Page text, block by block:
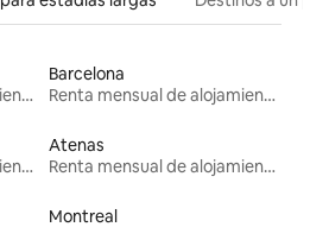
Renta mensual de alojamientos
Barcelona
Renta mensual de alojamientos
Renta mensual de alojamientos
Atenas
Renta mensual de alojamientos
Montreal